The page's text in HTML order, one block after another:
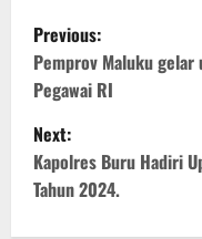
P
o
s
t
n
Previous:
Pemprov Maluku gelar
Pegawai RI
Next:
Kapolres Buru Hadiri
Tahun 2024.